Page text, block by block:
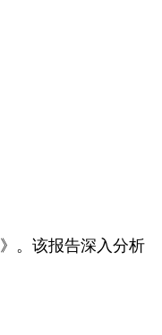
。该报告深入分析